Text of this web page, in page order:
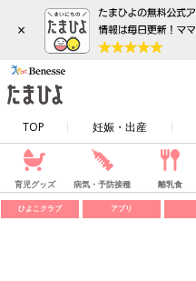
×
TOP 妊娠・出産
育児グッズ 病気・予防接種 離乳食
ひよこクラブ アプリ